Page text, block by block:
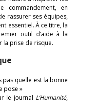
commandement, en
rassurer ses équipes,
essentiel. À ce titre, la
outil d’aide à la
la prise de risque.
pas quelle est la bonne
pose »
le journal L’Humanité,